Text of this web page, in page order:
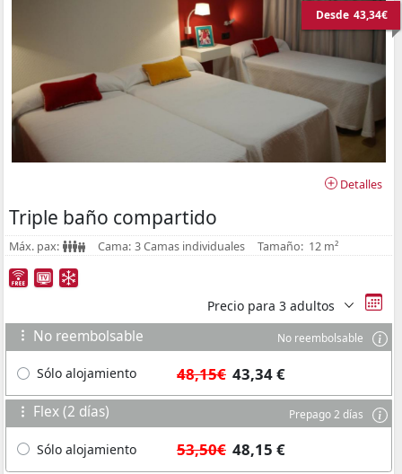
Desde 43,34€
Detalles
Triple baño compartido
Máx. pax: Cama: 3 Camas individuales Tamaño: 12 m²
Precio para 3 adultos
No reembolsable No reembolsable
Sólo alojamiento 48,15€ 43,34 €
Flex (2 días) Prepago 2 días
Sólo alojamiento 53,50€ 48,15 €